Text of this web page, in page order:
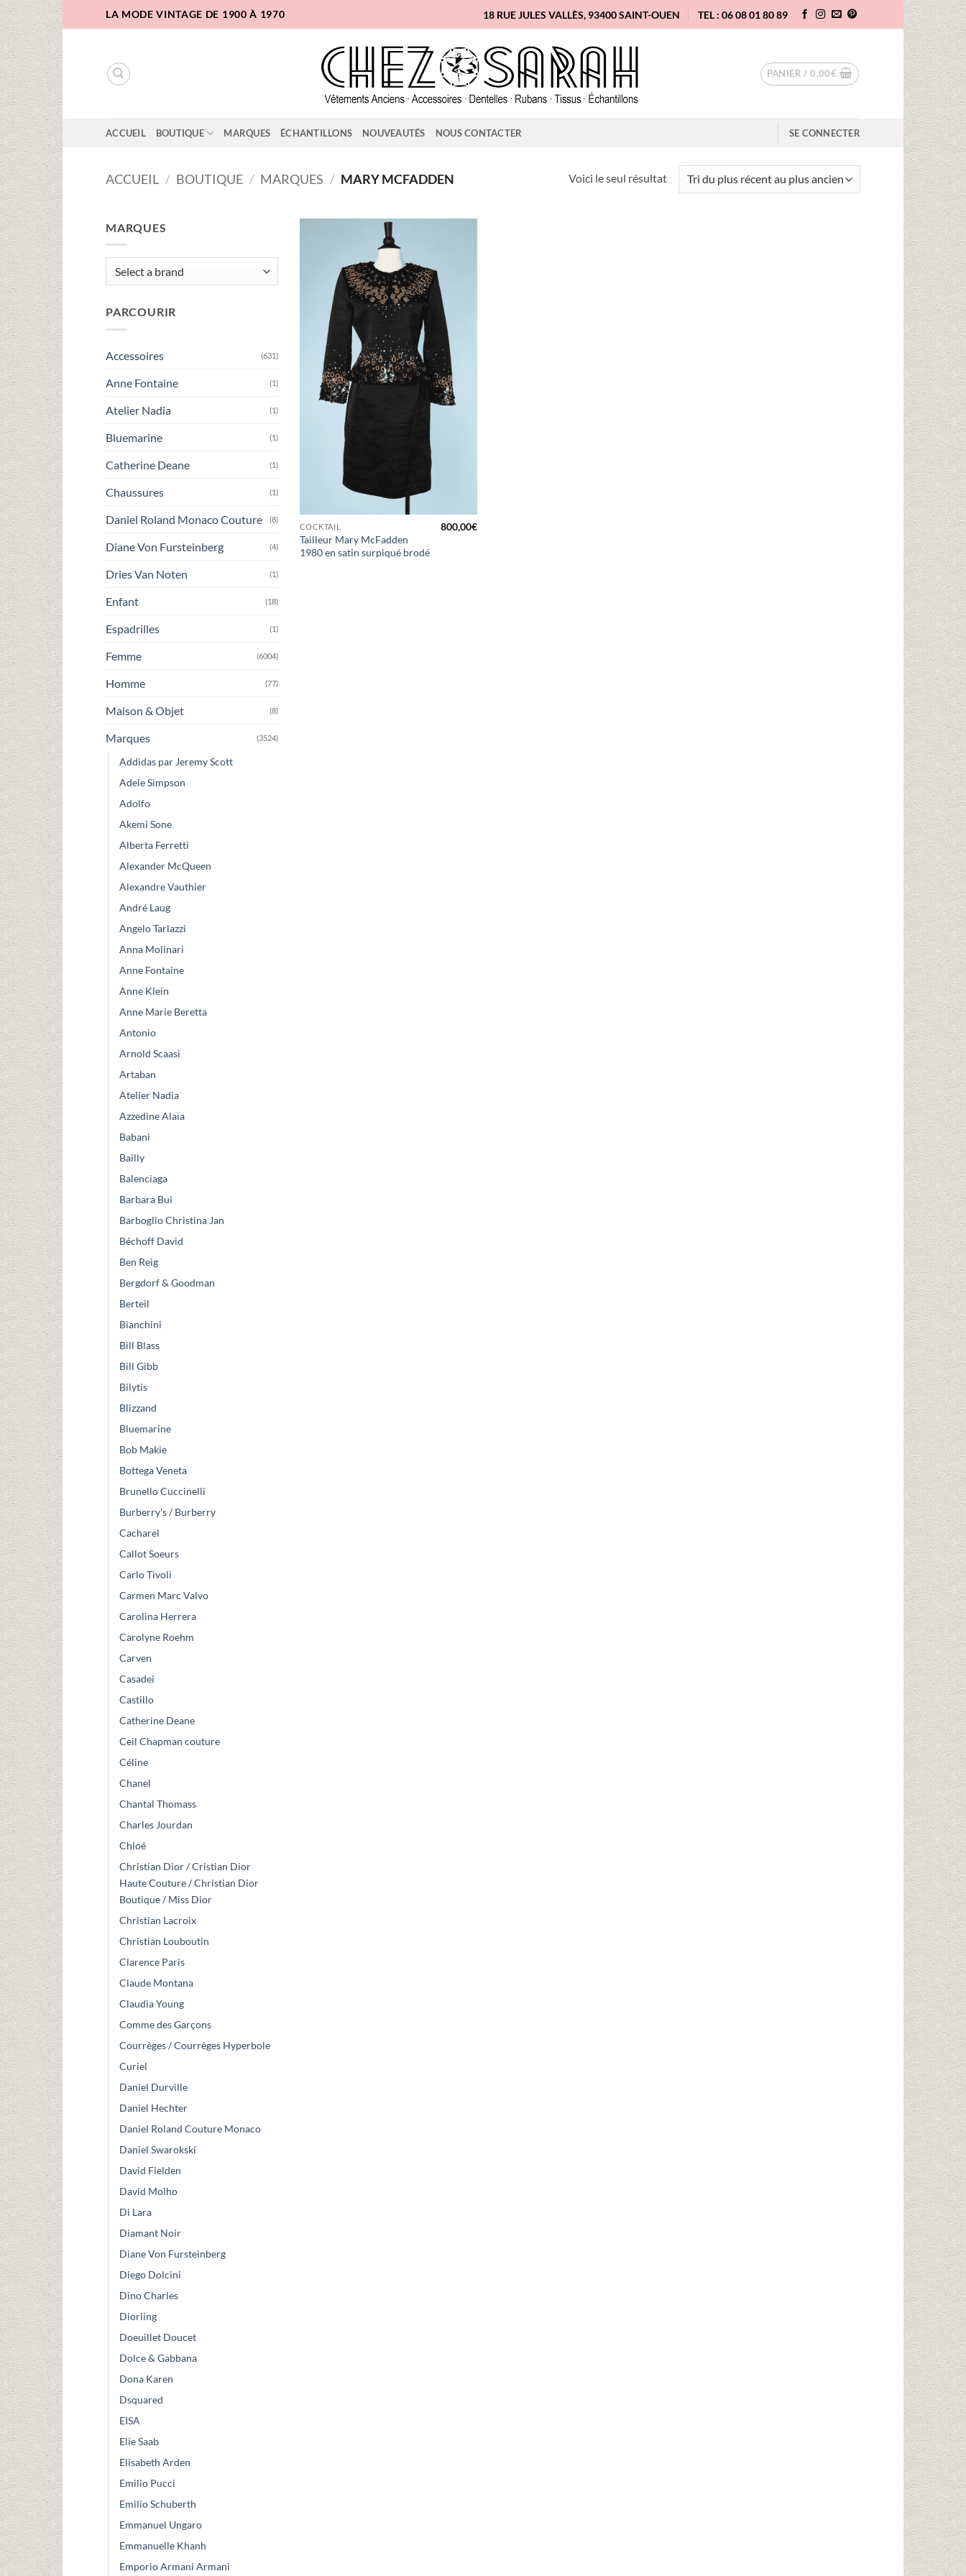
au
LA MODE VINTAGE DE 1900 À 1970 18 RUE JULES VALLÈS, 93400 SAINT-OUEN TEL : 06 08 01 80 89
PANIER /0,00€
ACCUEIL BOUTIQUE MARQUES ÉCHANTILLONS NOUVEAUTÉS NOUS CONTACTER SE CONNECTER
ACCUEIL / BOUTIQUE / MARQUES / MARY MCFADDEN Voici le seul résultat
MARQUES
PARCOURIR
Accessoires (631)
Anne Fontaine (1)
Atelier Nadia (1)
Bluemarine (1)
Catherine Deane (1)
Chaussures (1)
Daniel Roland Monaco Couture (8)
Diane Von Fursteinberg (4)
Dries Van Noten (1)
Enfant (18)
Espadrilles (1)
Femme (6004)
Homme (77)
Maison & Objet (8)
Marques (3524)
Addidas par Jeremy Scott
Adele Simpson
Adolfo
Akemi Sone
Alberta Ferretti
Alexander McQueen
Alexandre Vauthier
André Laug
Angelo Tarlazzi
Anna Molinari
Anne Fontaine
Anne Klein
Anne Marie Beretta
Antonio
Arnold Scaasi
Artaban
Atelier Nadia
Azzedine Alaïa
Babani
Bailly
Balenciaga
Barbara Bui
Barboglio Christina Jan
Béchoff David
Ben Reig
Bergdorf & Goodman
Berteil
Bianchini
Bill Blass
Bill Gibb
Bilytis
Blizzand
Bluemarine
Bob Makie
Bottega Veneta
Brunello Cuccinelli
Burberry's / Burberry
Cacharel
Callot Soeurs
Carlo Tivoli
Carmen Marc Valvo
Carolina Herrera
Carolyne Roehm
Carven
Casadei
Castillo
Catherine Deane
Ceil Chapman couture
Céline
Chanel
Chantal Thomass
Charles Jourdan
Chloé
Christian Dior / Cristian Dior
Haute Couture / Christian Dior
Boutique / Miss Dior
Christian Lacroix
Christian Louboutin
Clarence Paris
Claude Montana
Claudia Young
Comme des Garçons
Courrèges / Courrèges Hyperbole
Curiel
Daniel Durville
Daniel Hechter
Daniel Roland Couture Monaco
Daniel Swarokski
David Fielden
David Molho
Di Lara
Diamant Noir
Diane Von Fursteinberg
Diego Dolcini
Dino Charles
Diorling
Doeuillet Doucet
Dolce & Gabbana
Dona Karen
Dsquared
EISA
Elie Saab
Elisabeth Arden
Emilio Pucci
Emilio Schuberth
Emmanuel Ungaro
Emmanuelle Khanh
Emporio Armani Armani
d'envies
COCKTAIL
Tailleur Mary McFadden
1980 en satin surpiqué brodé
800,00€